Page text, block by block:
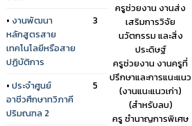
• งานพัฒนา
หลักสูตรสาย
เทคโนโลยีหรือสาย
ปฏิบัติการ
3
• ประจำศูนย์
อาชีวศึกษาทวิภาคี
ปริมณฑล 2
5
ครูช่วยงาน งานส่ง
เสริมการวิจัย
นวัตกรรม และสิ่ง
ประดิษฐ์
ครูช่วยงาน งานครูที่
ปรึกษาและการแนะแนว
(งานแนะแนวเก่า)
(สำหรับลบ)
ครู ชำนาญการพิเศษ